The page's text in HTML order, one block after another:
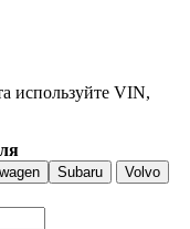
используйте VIN,
Subaru
Volvo